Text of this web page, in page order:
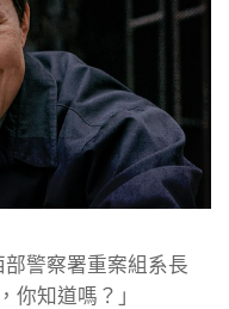
警察署重案組系長
你知道嗎？」